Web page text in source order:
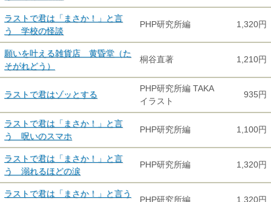
ラストで君は「まさか！」と言
う 学校の怪談
PHP研究所編 1,320円
願いを叶える雑貨店 黄昏堂（た
そがれどう）
桐谷直著 1,210円
ラストで君はゾッとする
PHP研究所編 TAKA
イラスト
935円
ラストで君は「まさか！」と言
う 呪いのスマホ
PHP研究所編 1,100円
ラストで君は「まさか！」と言
う 溺れるほどの涙
PHP研究所編 1,320円
ラストで君は「まさか！」と言う
PHP研究所編 1,320円